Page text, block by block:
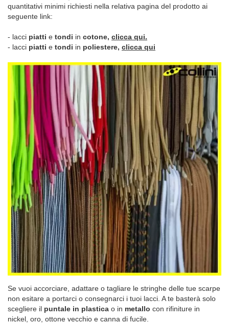
quantitativi minimi richiesti nella relativa pagina del prodotto ai
seguente link:
- lacci piatti e tondi in cotone, clicca qui.
- lacci piatti e tondi in poliestere, clicca qui
Se vuoi accorciare, adattare o tagliare le stringhe delle tue scarpe
non esitare a portarci o consegnarci i tuoi lacci. A te basterà solo
scegliere il puntale in plastica o in metallo con rifiniture in
nickel, oro, ottone vecchio e canna di fucile.